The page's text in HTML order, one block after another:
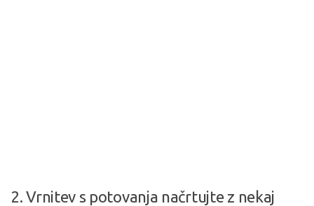
2. Vrnitev s potovanja načrtujte z nekaj